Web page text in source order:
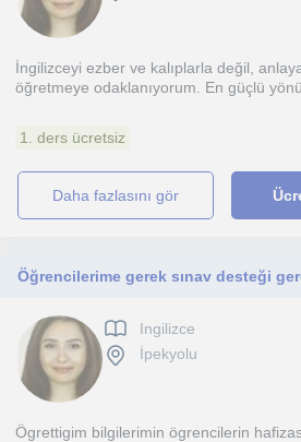
İngilizceyi ezber ve kalıplarla değil,
öğretmeye odaklanıyorum. En güçlü
1. ders ücretsiz
daha fazlasını gör
Ingilizce
İpekyolu
Ögrettigim bilgilerimin ögrencilerin